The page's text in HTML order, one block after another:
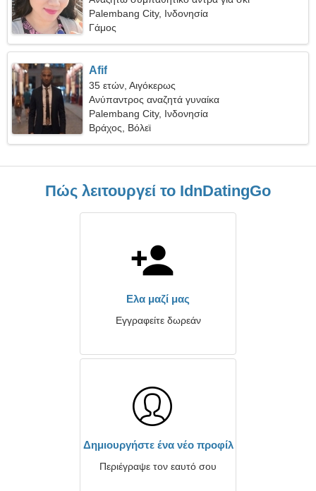
Palembang City, Ινδονησία
Γάμος
Afif
35 ετών, Αιγόκερως
Ανύπαντρος αναζητά γυναίκα
Palembang City, Ινδονησία
Βράχος, Βόλεϊ
Πώς λειτουργεί το IdnDatingGo
Ελα μαζί μας
Εγγραφείτε δωρεάν
Δημιουργήστε ένα νέο προφίλ
Περιέγραψε τον εαυτό σου